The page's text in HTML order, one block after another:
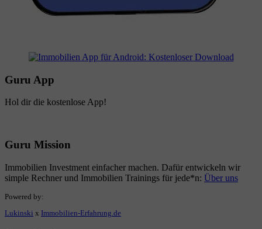
Guru App
Hol dir die kostenlose App!
Guru Mission
Immobilien Investment einfacher machen. Dafür entwickeln wir
simple Rechner und Immobilien Trainings für jede*n: Über uns
Powered by:
Lukinski x Immobilien-Erfahrung.de